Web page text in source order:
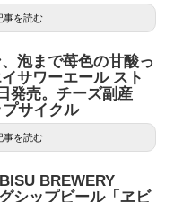
事を読む
泡まで苺色の甘酸っ
サワーエール スト
発売。チーズ副産
サイクル
事を読む
BREWERY
シップビール「ヱビ